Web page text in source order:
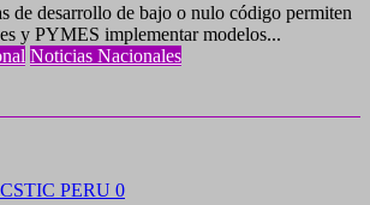
de desarrollo de bajo o nulo código permiten
y PYMES implementar modelos...
Noticias Nacionales
CSTIC PERU 0